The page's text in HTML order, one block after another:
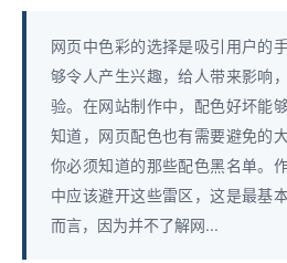
网页中色彩的选择是吸引用户的
够令人产生兴趣，给人带来影响
验。在网站制作中，配色好坏能
知道，网页配色也有需要避免的
你必须知道的那些配色黑名单。
中应该避开这些雷区，这是最基
而言，因为并不了解网...